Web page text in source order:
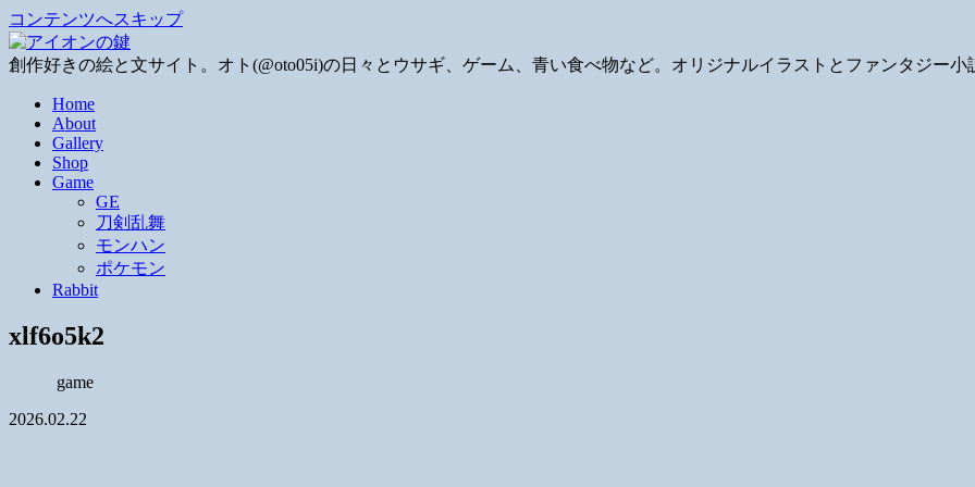
コンテンツへスキップ
創作好きの絵と文サイト。オト(@oto05i)の日々とウサギ、ゲーム、青い食べ物など。オリジナルイラストとファンタジー小
Home
About
Gallery
Shop
Game
GE
刀剣乱舞
モンハン
ポケモン
Rabbit
xlf6o5k2
game
2026.02.22